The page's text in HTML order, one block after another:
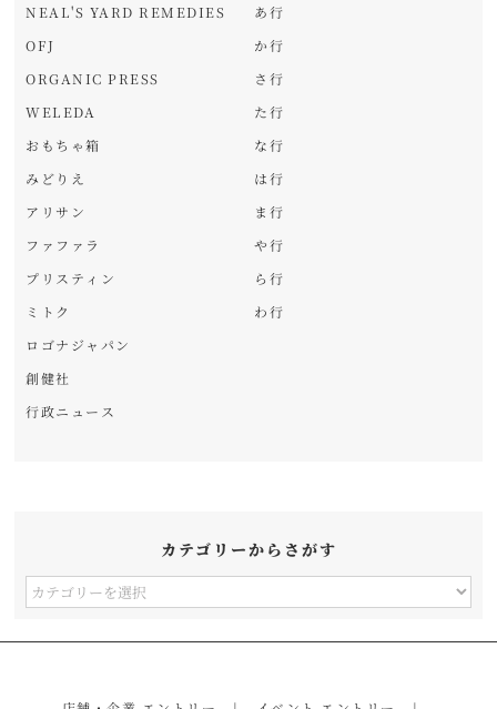
NEAL'S YARD REMEDIES
OFJ
ORGANIC PRESS
WELEDA
おもちゃ箱
みどりえ
アリサン
ファファラ
プリスティン
ミトク
ロゴナジャパン
創健社
行政ニュース
あ行
か行
さ行
た行
な行
は行
ま行
や行
ら行
わ行
カテゴリーからさがす
カ